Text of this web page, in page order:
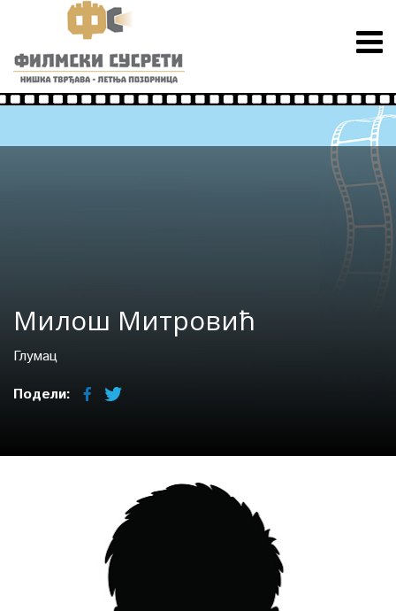
Милош Митровић
Глумац
Подели: